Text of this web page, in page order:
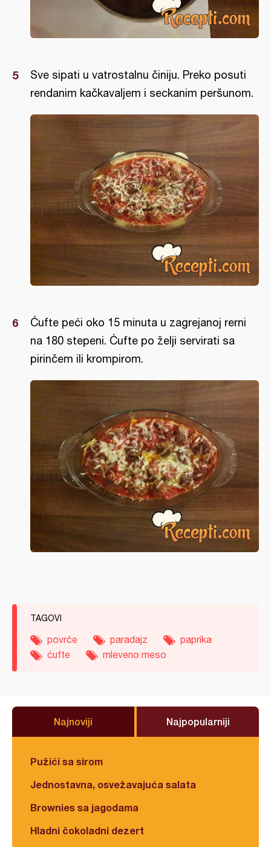
Sve sipati u vatrostalnu činiju. Preko posuti
rendanim kačkavaljem i seckanim peršunom.
Ćufte peći oko 15 minuta u zagrejanoj rerni
na 180 stepeni. Ćufte po želji servirati sa
pirinčem ili krompirom.
TAGOVI
povrće paradajz
paprika
ćufte
mleveno meso
Najnoviji Najpopularniji
Pužići sa sirom
Jednostavna, osvežavajuća salata
Brownies sa jagodama
Hladni čokoladni dezert